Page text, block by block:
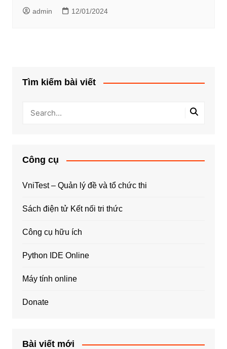
admin 12/01/2024
Tìm kiếm bài viết
Công cụ
VniTest – Quản lý đề và tổ chức thi
Sách điện tử Kết nối tri thức
Công cụ hữu ích
Python IDE Online
Máy tính online
Donate
Bài viết mới